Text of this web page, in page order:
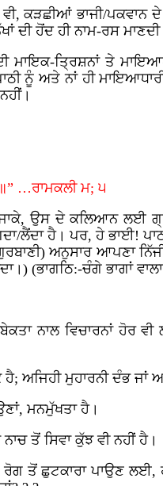
ਵੀ, ਕੜਛੀਆਂ ਭਾਜੀ/
ਹੋਂਦ ਹੀ ਨਾਮ-ਰਸ
ਮਾਇਕ-ਤ੍ਰਿਸ਼ਨਾਂ ਤੇ
ਨੂੰ ਅਤੇ ਨਾਂ ਹੀ
…ਰਾਮਕਲੀ ਮ; ੫
ਉਸ ਦੇ ਕਲਿਆਨ ਲਈ
ਹੈ। ਪਰ, ਹੇ ਭਾਈ!
ਅਨੁਸਾਰ ਆਪਣਾ
(ਭਾਗਠਿ:-ਚੰਗੇ ਭਾਗਾਂ
ਨਾਲ ਵਿਚਾਰਨਾਂ ਹੋਰ
ਹੈ; ਅਜਿਹੀ ਮੁਹਾਰਨੀ ਦੰਭ
ਮਨਮੁੱਖਤਾ ਹੈ।
ਤੋਂ ਸਿਵਾ ਕੁੱਝ ਵੀ ਨਹੀਂ ਹੈ।
ਤੋਂ ਛੁਟਕਾਰਾ ਪਾਉਣ